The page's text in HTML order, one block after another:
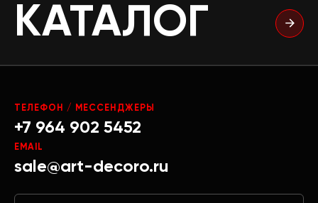
КАТАЛОГ
ТЕЛЕФОН / МЕССЕНДЖЕРЫ
+7 964 902 5452
EMAIL
sale@art-decoro.ru